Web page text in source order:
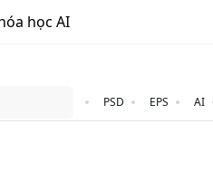
học AI
PSD EPS AI